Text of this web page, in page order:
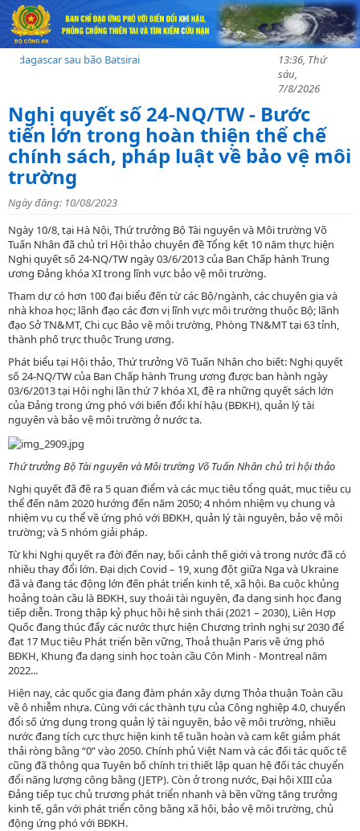
sau bão Batsirai
13:36, Thứ
sáu,
7/8/2026
Nghị quyết số 24-NQ/TW - Bước
tiến lớn trong hoàn thiện thể chế
chính sách, pháp luật về bảo vệ môi
trường
Ngày đăng: 10/08/2023
Ngày 10/8, tại Hà Nội, Thứ trưởng Bộ Tài nguyên và Môi trường Võ
Tuấn Nhân đã chủ trì Hội thảo chuyên đề Tổng kết 10 năm thực hiện
Nghị quyết số 24-NQ/TW ngày 03/6/2013 của Ban Chấp hành Trung
ương Đảng khóa XI trong lĩnh vực bảo vệ môi trường.
Tham dự có hơn 100 đại biểu đến từ các Bộ/ngành, các chuyên gia và
nhà khoa học; lãnh đạo các đơn vị lĩnh vực môi trường thuộc Bộ; lãnh
đạo Sở TN&MT, Chi cục Bảo vệ môi trường, Phòng TN&MT tại 63 tỉnh,
thành phố trực thuộc Trung ương.
Phát biểu tại Hội thảo, Thứ trưởng Võ Tuấn Nhân cho biết: Nghị quyết
số 24-NQ/TW của Ban Chấp hành Trung ương được ban hành ngày
03/6/2013 tại Hội nghị lần thứ 7 khóa XI, đề ra những quyết sách lớn
của Đảng trong ứng phó với biến đổi khí hậu (BĐKH), quản lý tài
nguyên và bảo vệ môi trường ở nước ta.
Thứ trưởng Bộ Tài nguyên và Môi trường Võ Tuấn Nhân chủ trì hội thảo
Nghị quyết đã đề ra 5 quan điểm và các mục tiêu tổng quát, mục tiêu cụ
thể đến năm 2020 hướng đến năm 2050; 4 nhóm nhiệm vụ chung và
nhiệm vụ cụ thể về ứng phó với BĐKH, quản lý tài nguyên, bảo vệ môi
trường; và 5 nhóm giải pháp.
Từ khi Nghị quyết ra đời đến nay, bối cảnh thế giới và trong nước đã có
nhiều thay đổi lớn. Đại dịch Covid – 19, xung đột giữa Nga và Ukraine
đã và đang tác động lớn đến phát triển kinh tế, xã hội. Ba cuộc khủng
hoảng toàn cầu là BĐKH, suy thoái tài nguyên, đa dạng sinh học đang
tiếp diễn. Trong thập kỷ phục hồi hệ sinh thái (2021 – 2030), Liên Hợp
Quốc đang thúc đẩy các nước thực hiện Chương trình nghị sự 2030 để
đạt 17 Mục tiêu Phát triển bền vững, Thoả thuận Paris về ứng phó
BĐKH, Khung đa dạng sinh học toàn cầu Côn Minh - Montreal năm
2022...
Hiện nay, các quốc gia đang đàm phán xây dựng Thỏa thuận Toàn cầu
về ô nhiễm nhựa. Cùng với các thành tựu của Công nghiệp 4.0, chuyển
đổi số ứng dụng trong quản lý tài nguyên, bảo vệ môi trường, nhiều
nước đang tích cực thực hiện kinh tế tuần hoàn và cam kết giảm phát
thải ròng bằng “0” vào 2050. Chính phủ Việt Nam và các đối tác quốc tế
cũng đã thông qua Tuyên bố chính trị thiết lập quan hệ đối tác chuyển
đổi năng lượng công bằng (JETP). Còn ở trong nước, Đại hội XIII của
Đảng tiếp tục chủ trương phát triển nhanh và bền vững tăng trưởng
kinh tế, gắn với phát triển công bằng xã hội, bảo vệ môi trường, chủ
động ứng phó với BĐKH.